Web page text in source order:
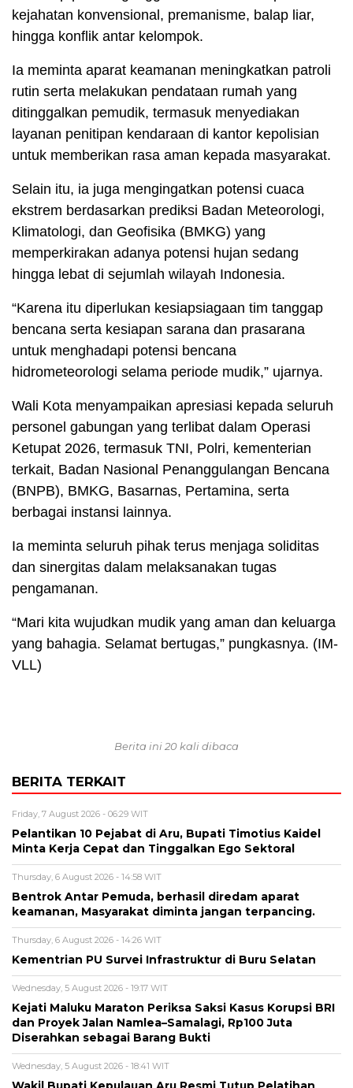
kejahatan konvensional, premanisme, balap liar,
hingga konflik antar kelompok.
Ia meminta aparat keamanan meningkatkan patroli
rutin serta melakukan pendataan rumah yang
ditinggalkan pemudik, termasuk menyediakan
layanan penitipan kendaraan di kantor kepolisian
untuk memberikan rasa aman kepada masyarakat.
Selain itu, ia juga mengingatkan potensi cuaca
ekstrem berdasarkan prediksi Badan Meteorologi,
Klimatologi, dan Geofisika (BMKG) yang
memperkirakan adanya potensi hujan sedang
hingga lebat di sejumlah wilayah Indonesia.
“Karena itu diperlukan kesiapsiagaan tim tanggap
bencana serta kesiapan sarana dan prasarana
untuk menghadapi potensi bencana
hidrometeorologi selama periode mudik,” ujarnya.
Wali Kota menyampaikan apresiasi kepada seluruh
personel gabungan yang terlibat dalam Operasi
Ketupat 2026, termasuk TNI, Polri, kementerian
terkait, Badan Nasional Penanggulangan Bencana
(BNPB), BMKG, Basarnas, Pertamina, serta
berbagai instansi lainnya.
Ia meminta seluruh pihak terus menjaga soliditas
dan sinergitas dalam melaksanakan tugas
pengamanan.
“Mari kita wujudkan mudik yang aman dan keluarga
yang bahagia. Selamat bertugas,” pungkasnya. (IM-
VLL)
Berita ini 20 kali dibaca
BERITA TERKAIT
Friday, 7 August 2026 - 06:29 WIT
Pelantikan 10 Pejabat di Aru, Bupati Timotius Kaidel
Minta Kerja Cepat dan Tinggalkan Ego Sektoral
Thursday, 6 August 2026 - 14:58 WIT
Bentrok Antar Pemuda, berhasil diredam aparat
keamanan, Masyarakat diminta jangan terpancing.
Thursday, 6 August 2026 - 14:26 WIT
Kementrian PU Survei Infrastruktur di Buru Selatan
Wednesday, 5 August 2026 - 19:17 WIT
Kejati Maluku Maraton Periksa Saksi Kasus Korupsi BRI
dan Proyek Jalan Namlea–Samalagi, Rp100 Juta
Diserahkan sebagai Barang Bukti
Wednesday, 5 August 2026 - 18:41 WIT